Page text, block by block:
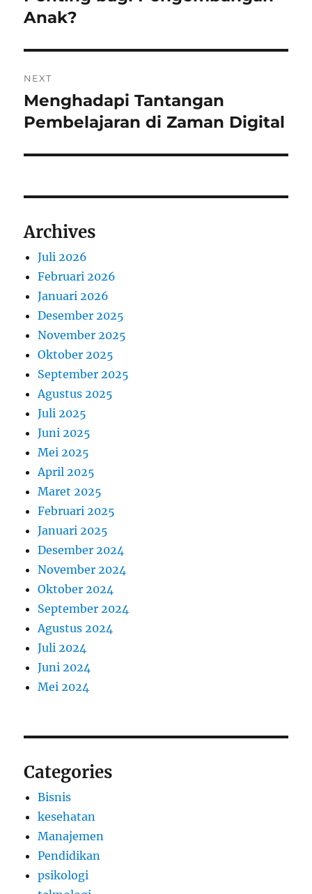
Anak?
NEXT
Next
post:
Menghadapi Tantangan
Pembelajaran di Zaman Digital
Archives
Juli 2026
Februari 2026
Januari 2026
Desember 2025
November 2025
Oktober 2025
September 2025
Agustus 2025
Juli 2025
Juni 2025
Mei 2025
April 2025
Maret 2025
Februari 2025
Januari 2025
Desember 2024
November 2024
Oktober 2024
September 2024
Agustus 2024
Juli 2024
Juni 2024
Mei 2024
Categories
Bisnis
kesehatan
Manajemen
Pendidikan
psikologi